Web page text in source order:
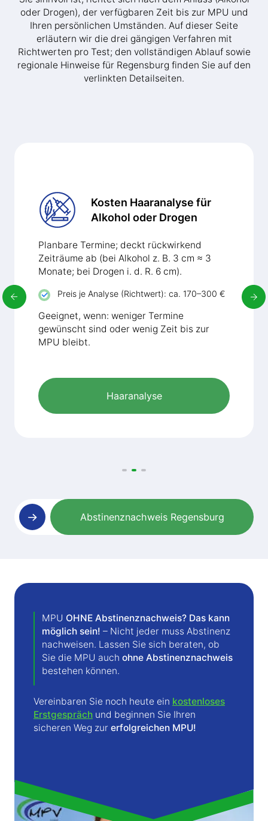
oder Drogen), der verfügbaren Zeit bis zur MPU und
Ihren persönlichen Umständen. Auf dieser Seite
erläutern wir die drei gängigen Verfahren mit
Richtwerten pro Test; den vollständigen Ablauf sowie
regionale Hinweise für Regensburg finden Sie auf den
verlinkten Detailseiten.
Kosten Haaranalyse für
Alkohol oder Drogen
Planbare Termine; deckt rückwirkend
Zeiträume ab (bei Alkohol z. B. 3 cm ≈ 3
Monate; bei Drogen i. d. R. 6 cm).
Preis je Analyse (Richtwert): ca. 170–300 €
Geeignet, wenn: weniger Termine
gewünscht sind oder wenig Zeit bis zur
MPU bleibt.
Haaranalyse
Abstinenznachweis Regensburg
MPU OHNE Abstinenznachweis? Das kann
möglich sein! – Nicht jeder muss Abstinenz
nachweisen. Lassen Sie sich beraten, ob
Sie die MPU auch ohne Abstinenznachweis
bestehen können.
Vereinbaren Sie noch heute ein kostenloses
Erstgespräch und beginnen Sie Ihren
sicheren Weg zur erfolgreichen MPU!